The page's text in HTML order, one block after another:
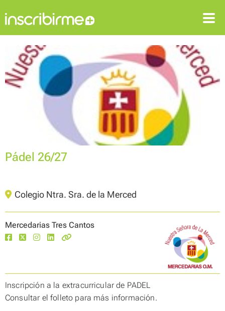
ENTRAR REGISTRAR-SE
Pádel 26/27
Colegio Ntra. Sra. de la Merced
Inscripción a la extracurricular de PADEL
Consultar el folleto para más información.
Mercedarias Tres Cantos